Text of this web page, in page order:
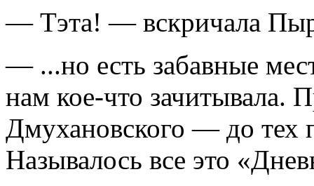
— Тэта! — вскричала
— ...но есть забавные
нам кое-что зачитывала.
Дмухановского — до тех
Называлось все это